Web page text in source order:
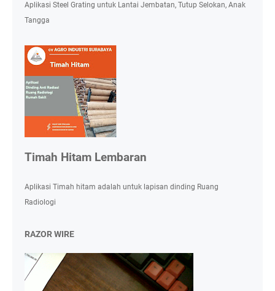
Aplikasi Steel Grating untuk Lantai Jembatan, Tutup Selokan, Anak
Tangga
Timah Hitam Lembaran
Aplikasi Timah hitam adalah untuk lapisan dinding Ruang
Radiologi
RAZOR WIRE